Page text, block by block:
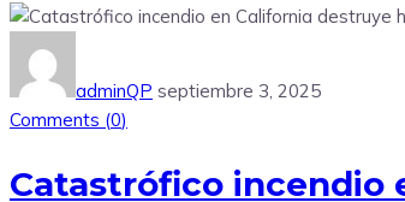
adminQP septiembre 3, 2025
Comments (0)
Catastrófico incendio